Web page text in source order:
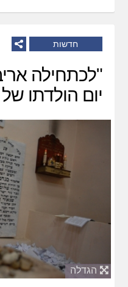
חדשות
"לכתחילה
יום הולדתו
הגדלה